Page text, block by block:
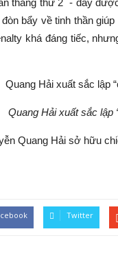
thắng thứ 2 - đây
bẩy về tinh thần
khá đáng tiếc,
Quang Hải xuất sắc lập
Quang Hải sở hữu
Twitter